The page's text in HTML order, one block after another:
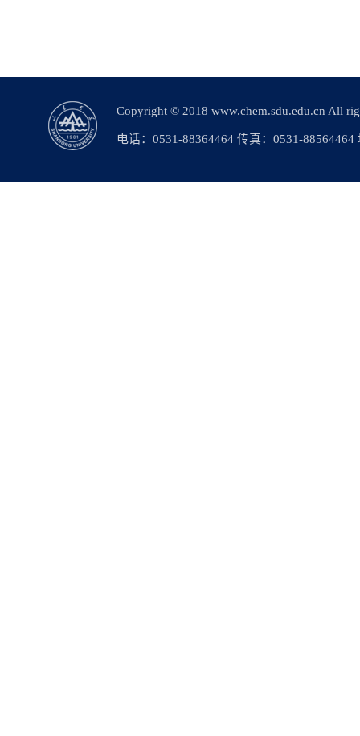
Copyright © 2018 www.chem.sdu.edu.cn All
电话：0531-88364464 传真：0531-